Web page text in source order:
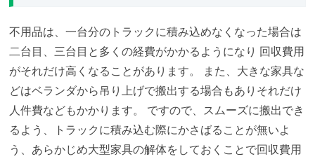
不用品は、一台分のトラックに積み込めなくなった場合は
二台目、三台目と多くの経費がかかるようになり 回収費用
がそれだけ高くなることがあります。
また、大きな家具な
どはベランダから吊り上げで搬出する場合もありそれだけ
人件費などもかかります。
ですので、スムーズに搬出でき
るよう、トラックに積み込む際にかさばることが無いよ
う、あらかじめ大型家具の解体をしておくことで回収費用